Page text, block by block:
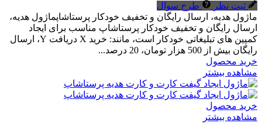
ثبت نظر
طرح سوال
ماژول هدیه، ارسال رایگان و تخفیف خودکار پرستاشاپماژول هدیه،
ارسال رایگان و تخفیف خودکار پرستاشاپ مناسب برای ایجاد
کمپین های تبلیغاتی خودکار است، مانند: خرید X دریافت Y، ارسال
رایگان بیش از 500 هزار تومان، 20 درصد...
خرید محصول
مشاهده بیشتر
خرید محصول
مشاهده بیشتر